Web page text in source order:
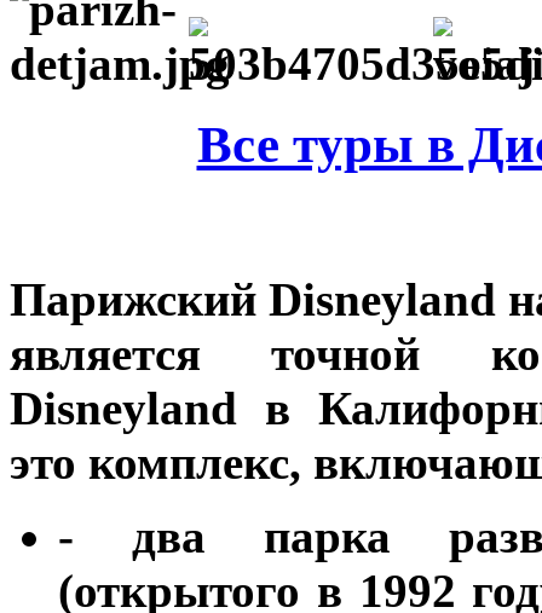
Все туры в
Парижский Disneyland
является точной
Disneyland в
это комплекс,
- два парка
(открытого в 1992